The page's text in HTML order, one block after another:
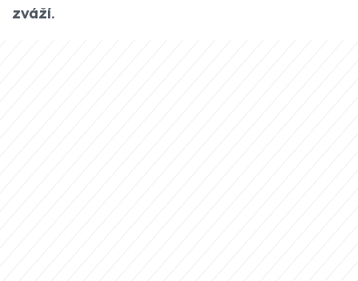
zváží.